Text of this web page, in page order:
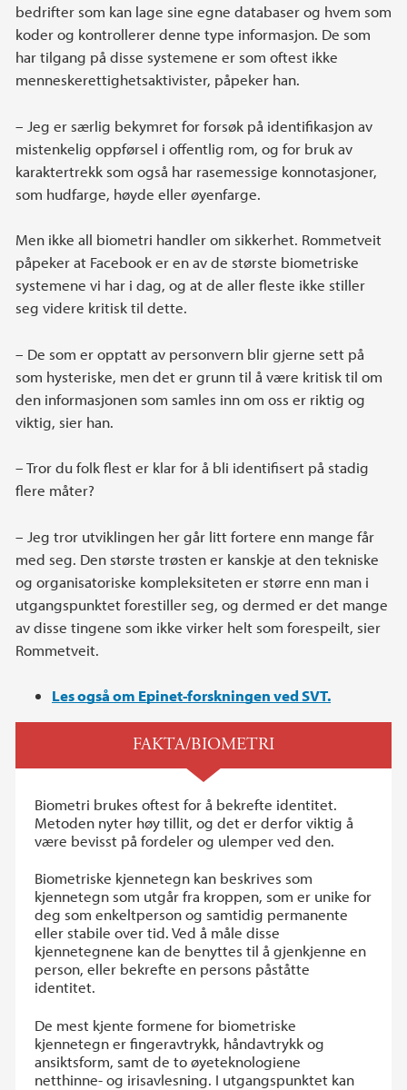
bedrifter som kan lage sine egne databaser og hvem som
koder og kontrollerer denne type informasjon. De som
har tilgang på disse systemene er som oftest ikke
menneskerettighetsaktivister, påpeker han.
– Jeg er særlig bekymret for forsøk på identifikasjon av
mistenkelig oppførsel i offentlig rom, og for bruk av
karaktertrekk som også har rasemessige konnotasjoner,
som hudfarge, høyde eller øyenfarge.
Men ikke all biometri handler om sikkerhet. Rommetveit
påpeker at Facebook er en av de største biometriske
systemene vi har i dag, og at de aller fleste ikke stiller
seg videre kritisk til dette.
– De som er opptatt av personvern blir gjerne sett på
som hysteriske, men det er grunn til å være kritisk til om
den informasjonen som samles inn om oss er riktig og
viktig, sier han.
– Tror du folk flest er klar for å bli identifisert på stadig
flere måter?
– Jeg tror utviklingen her går litt fortere enn mange får
med seg. Den største trøsten er kanskje at den tekniske
og organisatoriske kompleksiteten er større enn man i
utgangspunktet forestiller seg, og dermed er det mange
av disse tingene som ikke virker helt som forespeilt, sier
Rommetveit.
Les også om Epinet-forskningen ved SVT.
FAKTA/BIOMETRI
Biometri brukes oftest for å bekrefte identitet.
Metoden nyter høy tillit, og det er derfor viktig å
være bevisst på fordeler og ulemper ved den.
Biometriske kjennetegn kan beskrives som
kjennetegn som utgår fra kroppen, som er unike for
deg som enkeltperson og samtidig permanente
eller stabile over tid. Ved å måle disse
kjennetegnene kan de benyttes til å gjenkjenne en
person, eller bekrefte en persons påståtte
identitet.
De mest kjente formene for biometriske
kjennetegn er fingeravtrykk, håndavtrykk og
ansiktsform, samt de to øyeteknologiene
netthinne- og irisavlesning. I utgangspunktet kan